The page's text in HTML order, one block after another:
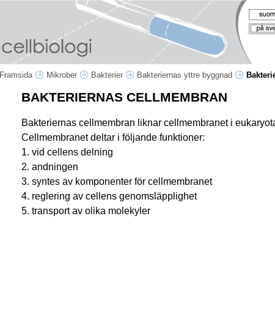
Framsida Mikrober Bakterier Bakteriernas yttre byggnad
BAKTERIERNAS CELLMEMBRAN
Bakteriernas cellmembran liknar cellmembranet i
Cellmembranet deltar i följande funktioner:
1. vid cellens delning
2. andningen
3. syntes av komponenter för cellmembranet
4. reglering av cellens genomsläpplighet
5. transport av olika molekyler